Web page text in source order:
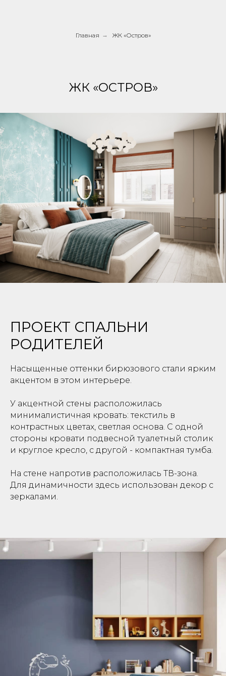
Главная → ЖК «Остров»
ЖК «ОСТРОВ»
ПРОЕКТ СПАЛЬНИ
РОДИТЕЛЕЙ
Насыщенные оттенки бирюзового стали ярким
акцентом в этом интерьере.
У акцентной стены расположилась
минималистичная кровать: текстиль в
контрастных цветах, светлая основа. С одной
стороны кровати подвесной туалетный столик
и круглое кресло, с другой - компактная тумба.
На стене напротив расположилась ТВ-зона.
Для динамичности здесь использован декор с
зеркалами.